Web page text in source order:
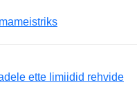
ette limiidid rehvide